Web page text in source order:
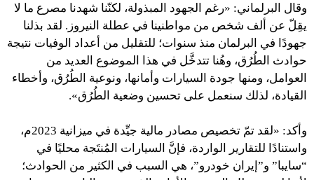
وقال البرلماني: «رغم الجهود المبذولة، لكنّنا شهدنا مصرع ما لا
يقِلّ عن ألف شخص من مواطنينا في عطلة النيروز. لقد بذلنا
جهودًا في البرلمان منذ سنوات؛ للتقليل من أعداد الوفيات نتيجة
حوادث الطُرُق، وهُنا تتدخَّل في هذا الموضوع العديد من
العوامل، ومنها جودة السيارات وأمانها، ونوعية الطُرُق، وأخطاء
القيادة، لذلك سنعمل على تحسين وضعية الطُرُق».
وأكد: «لقد تمّ تخصيص مصادر مالية جيِّدة في ميزانية 2023م،
واستنادًا للتقارير الواردة، فإنَّ السيارات المُنتَجة محليًا في
“سايبا” و”إيران خودرو”، هي السبب في الكثير من الحوادث؛